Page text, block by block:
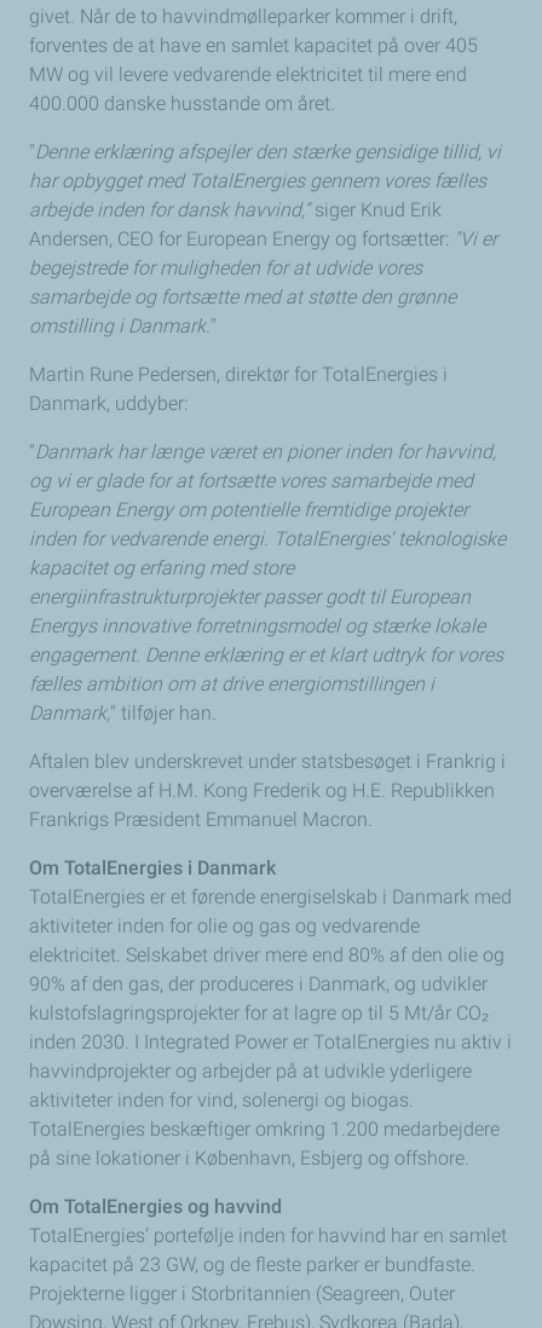
givet. Når de to havvindmølleparker kommer i drift,
forventes de at have en samlet kapacitet på over 405
MW og vil levere vedvarende elektricitet til mere end
400.000 danske husstande om året.
"Denne erklæring afspejler den stærke gensidige tillid, vi
har opbygget med TotalEnergies gennem vores fælles
arbejde inden for dansk havvind,"siger Knud Erik
Andersen, CEO for European Energy og fortsætter: "Vi er
begejstrede for muligheden for at udvide vores
samarbejde og fortsætte med at støtte den grønne
omstilling i Danmark. "
Martin Rune Pedersen, direktør for TotalEnergies i
Danmark, uddyber:
"Danmark har længe været en pioner inden for havvind,
og vi er glade for at fortsætte vores samarbejde med
European Energy om potentielle fremtidige projekter
inden for vedvarende energi. TotalEnergies' teknologiske
kapacitet og erfaring med store
energiinfrastrukturprojekter passer godt til European
Energys innovative forretningsmodel og stærke lokale
engagement. Denne erklæring er et klart udtryk for vores
fælles ambition om at drive energiomstillingen i
Danmark," tilføjer han.
Aftalen blev underskrevet under statsbesøget i Frankrig i
overværelse af H.M. Kong Frederik og H.E. Republikken
Frankrigs Præsident Emmanuel Macron.
Om TotalEnergies i Danmark
TotalEnergies er et førende energiselskab i Danmark med
aktiviteter inden for olie og gas og vedvarende
elektricitet. Selskabet driver mere end 80% af den olie og
90% af den gas, der produceres i Danmark, og udvikler
kulstofslagringsprojekter for at lagre op til 5 Mt/år CO₂
inden 2030. I Integrated Power er TotalEnergies nu aktiv i
havvindprojekter og arbejder på at udvikle yderligere
aktiviteter inden for vind, solenergi og biogas.
TotalEnergies beskæftiger omkring 1.200 medarbejdere
på sine lokationer i København, Esbjerg og offshore.
Om TotalEnergies og havvind
TotalEnergies' portefølje inden for havvind har en samlet
kapacitet på 23 GW, og de fleste parker er bundfaste.
Projekterne ligger i Storbritannien (Seagreen, Outer
Dowsing, West of Orkney, Erebus), Sydkorea (Bada),